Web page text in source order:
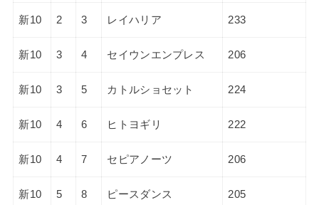
新10 2 3 レイハリア 233
新10 3 4 セイウンエンプレス 206
新10 3 5 カトルショセット 224
新10 4 6 ヒトヨギリ 222
新10 4 7 セピアノーツ 206
新10 5 8 ピースダンス 205